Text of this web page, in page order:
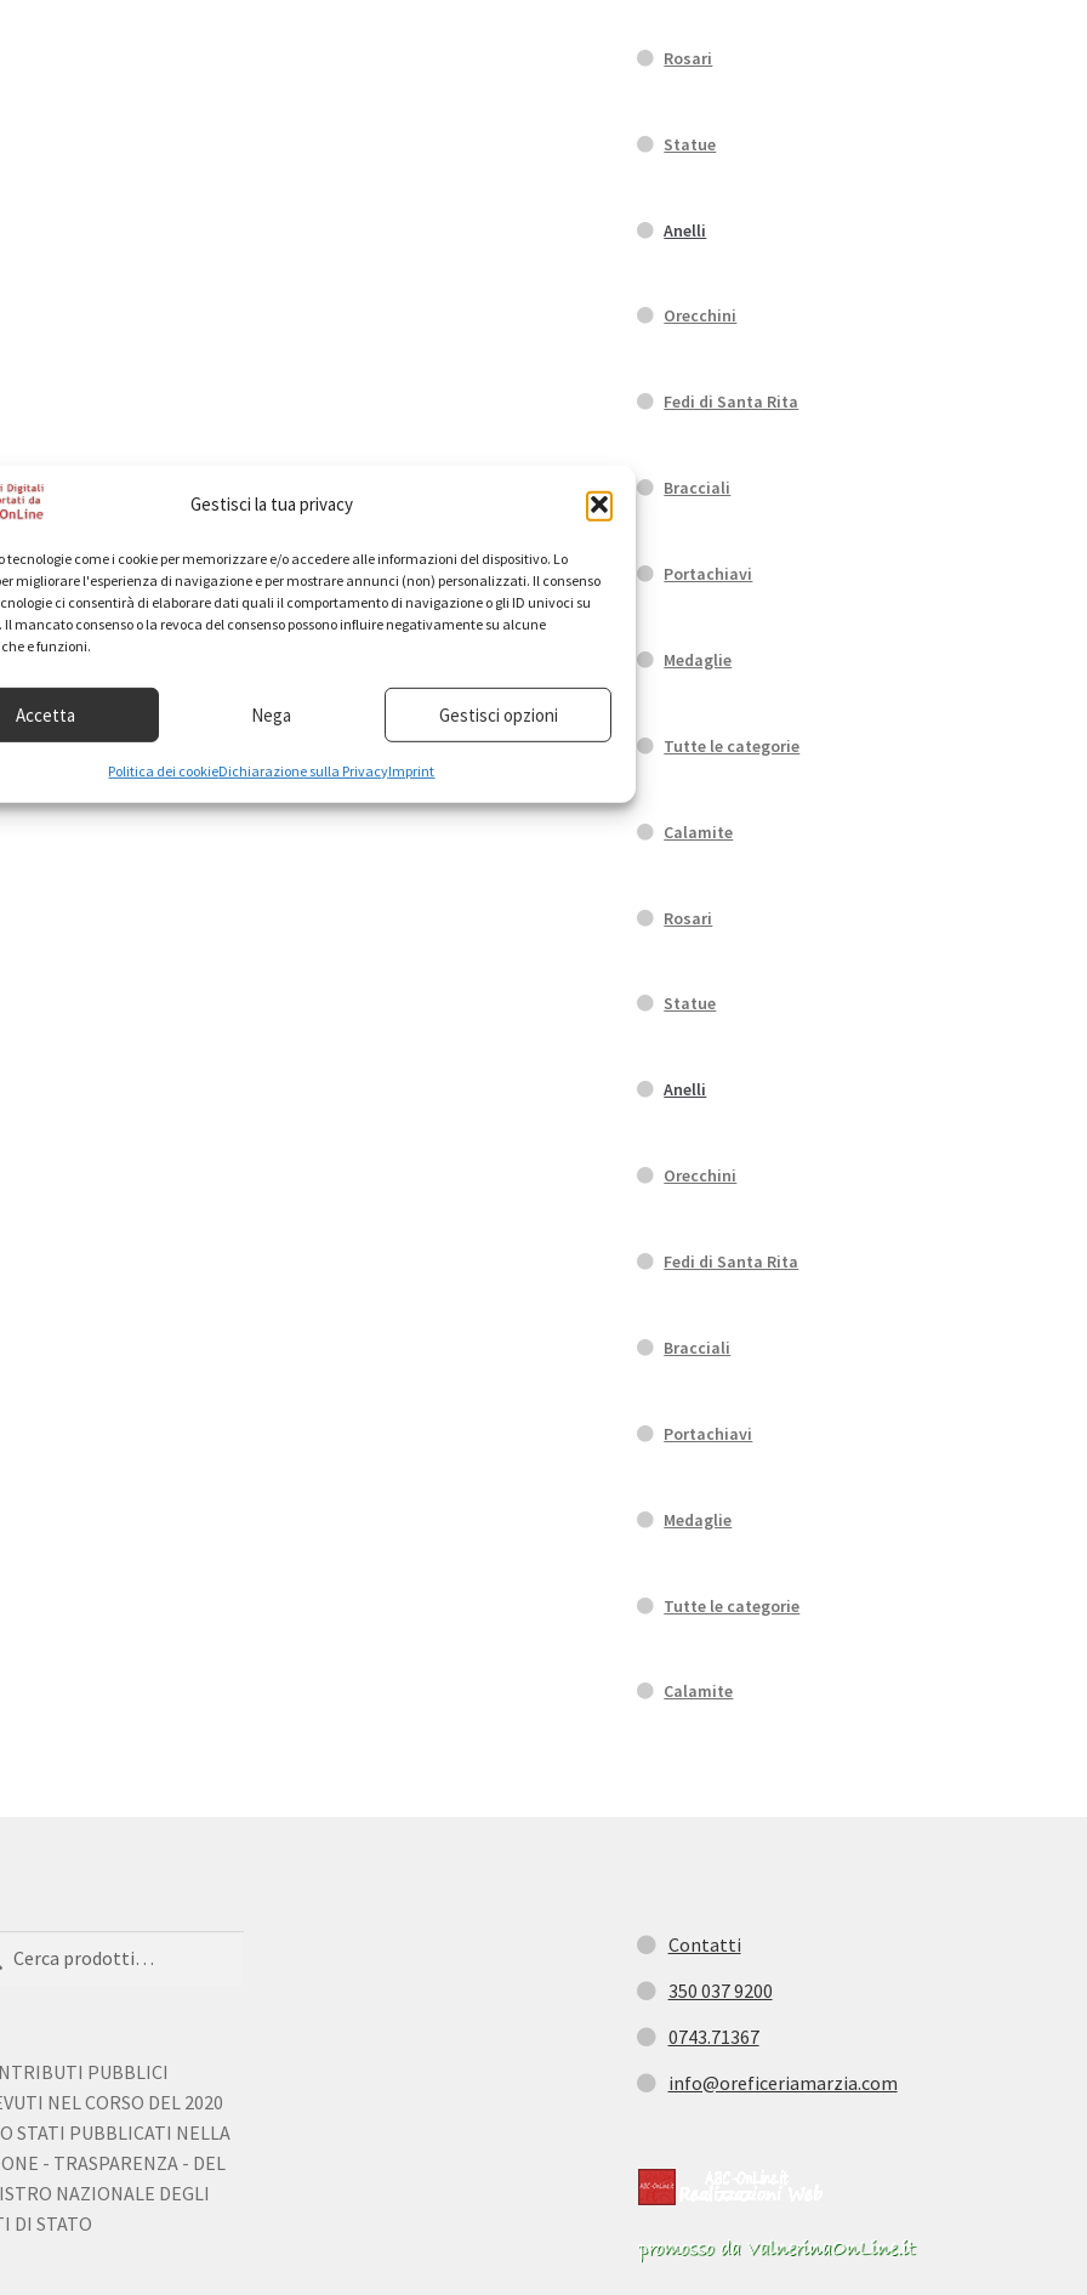
Gestisci la tua privacy
tecnologie come i cookie per memorizzare e/o accedere alle informazioni del dispositivo. Lo
migliorare l'esperienza di navigazione e per mostrare annunci (non) personalizzati. Il consenso
ci consentirà di elaborare dati quali il comportamento di navigazione o gli ID univoci su
Il mancato consenso o la revoca del consenso possono influire negativamente su alcune
e funzioni.
Accetta Nega Gestisci opzioni
Politica dei cookieDichiarazione sulla PrivacyImprint
Rosari
Statue
Anelli
Orecchini
Fedi di Santa Rita
Bracciali
Portachiavi
Medaglie
Tutte le categorie
Calamite
Rosari
Statue
Anelli
Orecchini
Fedi di Santa Rita
Bracciali
Portachiavi
Medaglie
Tutte le categorie
Calamite
PUBBLICI
NEL CORSO DEL 2020
STATI PUBBLICATI NELLA
- TRASPARENZA - DEL
NAZIONALE DEGLI
DI STATO
Contatti
350 037 9200
0743.71367
info@oreficeriamarzia.com